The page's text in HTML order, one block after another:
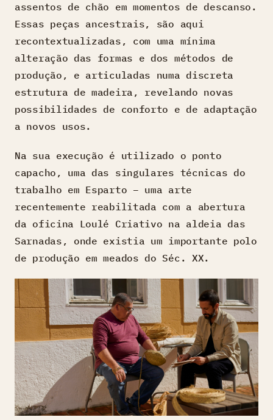
assentos de chão em momentos de descanso.
Essas peças ancestrais, são aqui
recontextualizadas, com uma mínima
alteração das formas e dos métodos de
produção, e articuladas numa discreta
estrutura de madeira, revelando novas
possibilidades de conforto e de adaptação
a novos usos.
Na sua execução é utilizado o ponto
capacho, uma das singulares técnicas do
trabalho em Esparto – uma arte
recentemente reabilitada com a abertura
da oficina Loulé Criativo na aldeia das
Sarnadas, onde existia um importante polo
de produção em meados do Séc. XX.